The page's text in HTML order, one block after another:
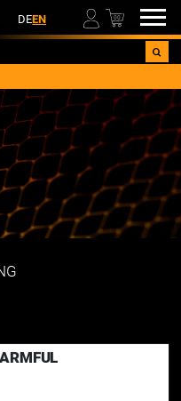
DEEN 00